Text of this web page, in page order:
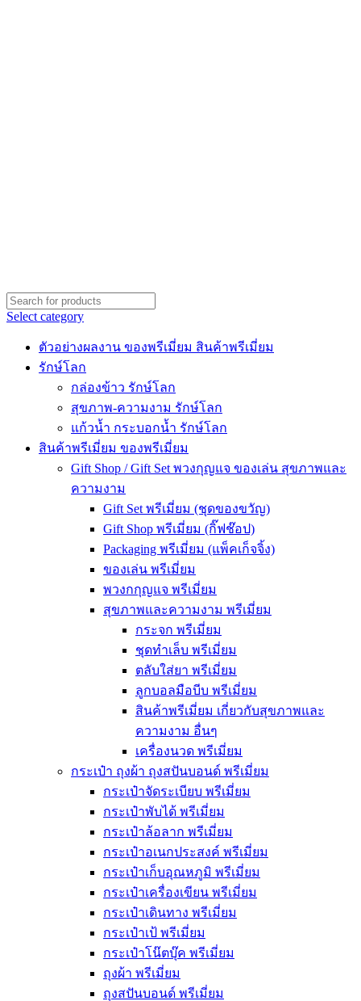
Select category
ตัวอย่างผลงาน ของพรีเมี่ยม สินค้าพรีเมี่ยม
รักษ์โลก
กล่องข้าว รักษ์โลก
สุขภาพ-ความงาม รักษ์โลก
แก้วน้ำ กระบอกน้ำ รักษ์โลก
สินค้าพรีเมี่ยม ของพรีเมี่ยม
Gift Shop / Gift Set พวงกุญแจ ของเล่น สุขภาพและ
ความงาม
Gift Set พรีเมี่ยม (ชุดของขวัญ)
Gift Shop พรีเมี่ยม (กิ๊ฟช๊อป)
Packaging พรีเมี่ยม (แพ็คเก็จจิ้ง)
ของเล่น พรีเมี่ยม
พวงกกุญแจ พรีเมี่ยม
สุขภาพและความงาม พรีเมี่ยม
กระจก พรีเมี่ยม
ชุดทำเล็บ พรีเมี่ยม
ตลับใส่ยา พรีเมี่ยม
ลูกบอลมือบีบ พรีเมี่ยม
สินค้าพรีเมี่ยม เกี่ยวกับสุขภาพและ
ความงาม อื่นๆ
เครื่องนวด พรีเมี่ยม
กระเป๋า ถุงผ้า ถุงสปันบอนด์ พรีเมี่ยม
กระเป๋าจัดระเบียบ พรีเมี่ยม
กระเป๋าพับได้ พรีเมี่ยม
กระเป๋าล้อลาก พรีเมี่ยม
กระเป๋าอเนกประสงค์ พรีเมี่ยม
กระเป๋าเก็บอุณหภูมิ พรีเมี่ยม
กระเป๋าเครื่องเขียน พรีเมี่ยม
กระเป๋าเดินทาง พรีเมี่ยม
กระเป๋าเป้ พรีเมี่ยม
กระเป๋าโน๊ตบุ๊ค พรีเมี่ยม
ถุงผ้า พรีเมี่ยม
ถุงสปันบอนด์ พรีเมี่ยม